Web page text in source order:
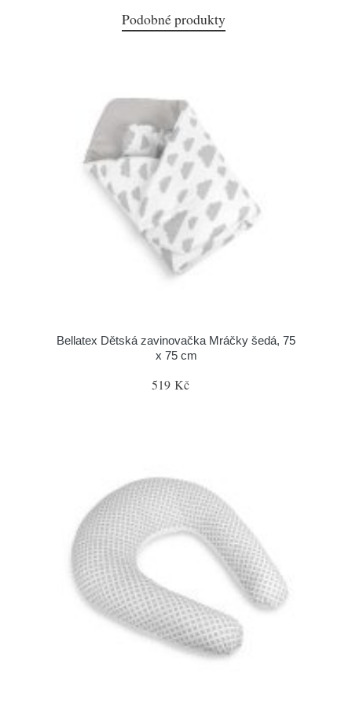
Podobné produkty
Bellatex Dětská zavinovačka Mráčky šedá, 75
x 75 cm
519 Kč